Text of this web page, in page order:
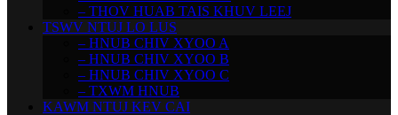
– THOV HUAB TAIS KHUV LEEJ
TSWV NTUJ LO LUS
– HNUB CHIV XYOO A
– HNUB CHIV XYOO B
– HNUB CHIV XYOO C
– TXWM HNUB
KAWM NTUJ KEV CAI